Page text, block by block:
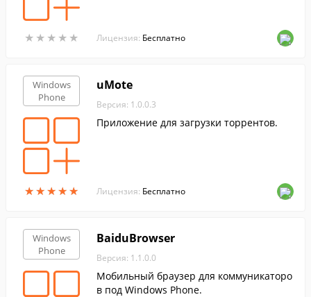
★ ★ ★ ★ ★
★ ★ ★ ★ ★ Лицензия: Бесплатно
Windows
Phone
★★★★★
★★★★★
uMote
Версия: 1.0.0.3
Приложение для загрузки торрентов.
Лицензия: Бесплатно
Windows
Phone
BaiduBrowser
Версия: 1.1.0.0
Мобильный браузер для коммуникаторо
в под Windows Phone.